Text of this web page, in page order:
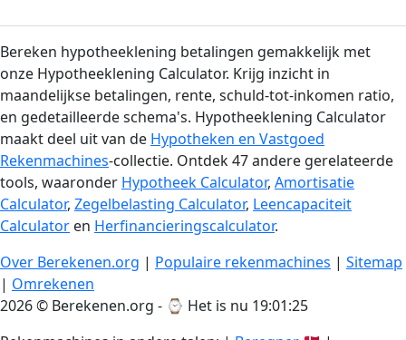
Bereken hypotheeklening betalingen gemakkelijk met
onze Hypotheeklening Calculator. Krijg inzicht in
maandelijkse betalingen, rente, schuld-tot-inkomen ratio,
en gedetailleerde schema's. Hypotheeklening Calculator
maakt deel uit van de Hypotheken en Vastgoed
Rekenmachines-collectie. Ontdek 47 andere gerelateerde
tools, waaronder Hypotheek Calculator, Amortisatie
Calculator, Zegelbelasting Calculator, Leencapaciteit
Calculator en Herfinancieringscalculator.
Over Berekenen.org | Populaire rekenmachines | Sitemap
| Omrekenen
2026 © Berekenen.org - ⌚ Het is nu 19:01:26